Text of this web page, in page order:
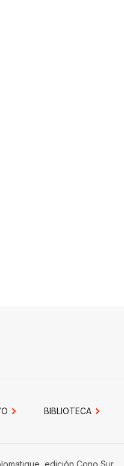
BIBLIOTECA
edición Cono Sur.